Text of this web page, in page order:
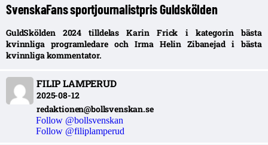
SvenskaFans sportjournalistpris Guldskölden
GuldSkölden 2024 tilldelas Karin Frick i kategorin bästa
kvinnliga programledare och Irma Helin Zibanejad i bästa
kvinnliga kommentator.
FILIP LAMPERUD
2025-08-12
redaktionen@bollsvenskan.se
Follow @bollsvenskan
Follow @filiplamperud